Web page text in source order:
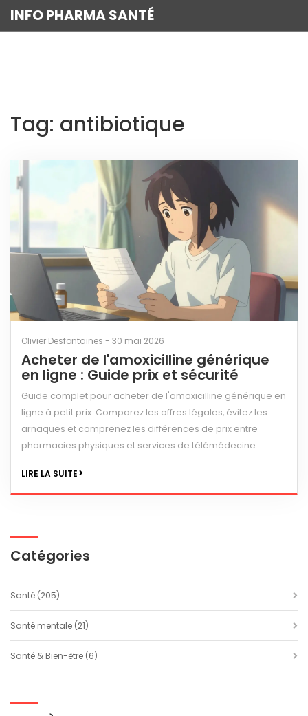
INFO PHARMA SANTÉ
Tag: antibiotique
Olivier Desfontaines - 30 mai 2026
Acheter de l'amoxicilline générique
en ligne : Guide prix et sécurité
Guide complet pour acheter de l'amoxicilline générique en
ligne à petit prix. Comparez les offres légales, évitez les
arnaques et comprenez les différences de prix entre
pharmacies physiques et services de télémédecine.
LIRE LA SUITE
Catégories
Santé (205)
Santé mentale (21)
Santé & Bien-être (6)